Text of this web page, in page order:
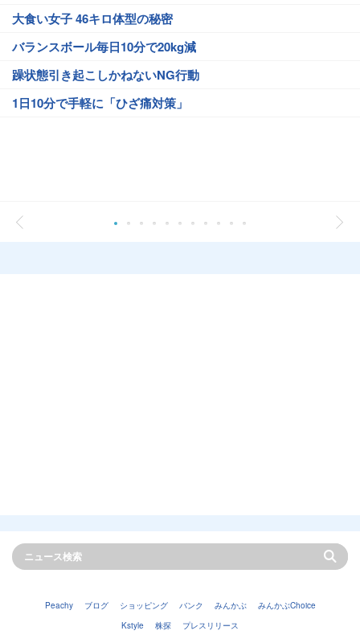
大食い女子 46キロ体型の秘密
バランスボール毎日10分で20kg減
躁状態引き起こしかねないNG行動
1日10分で手軽に「ひざ痛対策」
Peachy ブログ ショッピング バンク みんかぶ
みんかぶChoice
Kstyle
株探 プレスリリース